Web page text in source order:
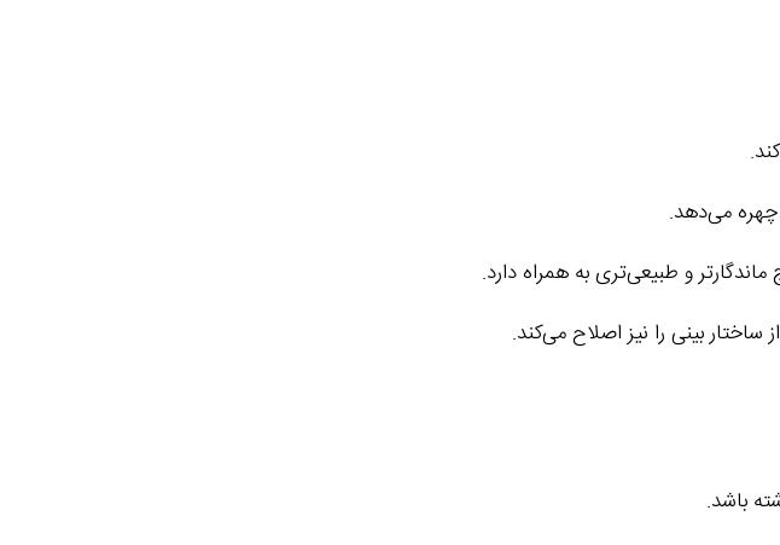
چهره می‌دهد.
و طبیعی‌تری به همراه دارد.
بینی را نیز اصلاح می‌کند.
باشد.